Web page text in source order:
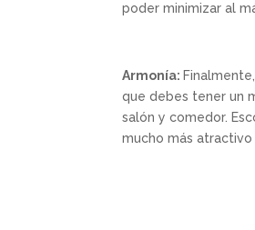
poder minimizar al
Armonía:
que debes tener un
salón y comedor.
mucho más atractivo